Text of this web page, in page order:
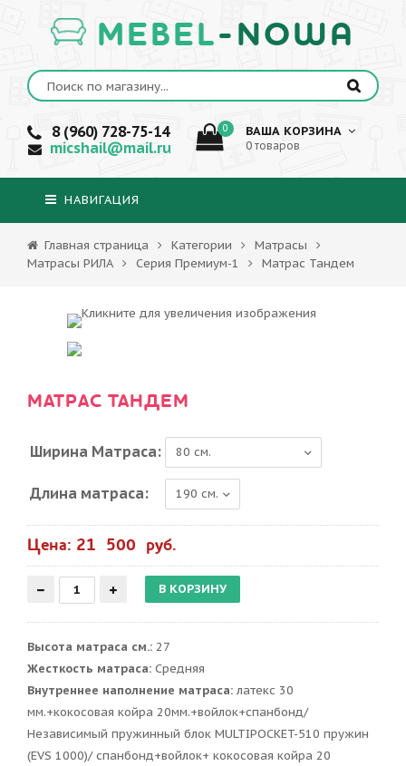
MEBEL-NOWA
8 (960) 728-75-14
micshail@mail.ru
0 ВАША КОРЗИНА
0 товаров
НАВИГАЦИЯ
Главная страница Категории
Матрасы
Матрасы РИЛА
Серия Премиум-1 Матрас Тандем
МАТРАС ТАНДЕМ
Ширина Матраса:
Длина матраса:
Цена: 21 500 руб.
Высота матраса см.: 27
Жесткость матраса: Средняя
Внутреннее наполнение матраса: латекс 30
мм.+кокосовая койра 20мм.+войлок+спанбонд/
Независимый пружинный блок MULTIPOCKET-510 пружин
(EVS 1000)/ спанбонд+войлок+ кокосовая койра 20